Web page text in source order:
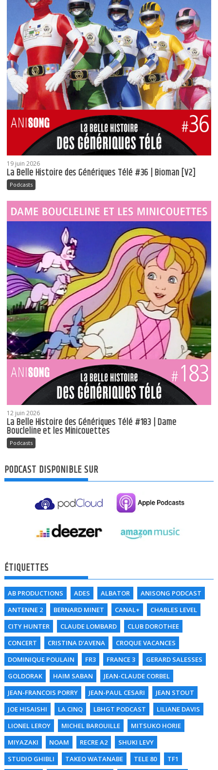
19 juin 2026
La Belle Histoire des Génériques Télé #36 | Bioman [V2]
Podcasts
12 juin 2026
La Belle Histoire des Génériques Télé #183 | Dame
Boucleline et les Minicouettes
Podcasts
PODCAST DISPONIBLE SUR
ÉTIQUETTES
AB PRODUCTIONS ADES ALBATOR
ANISONG PODCAST
ANTENNE 2
BERNARD MINET CANAL+
CHARLES LEVEL
CITY HUNTER
CLAUDE LOMBARD
CLUB DOROTHEE
CONCERT
CRISTINA D'AVENA
CROQUE VACANCES
DOMINIQUE POULAIN
FR3 FRANCE 3
GERARD SALESSES
GOLDORAK
HAIM SABAN
JEAN-CLAUDE CORBEL
JEAN-FRANCOIS PORRY
JEAN-PAUL CESARI
JEAN STOUT
JOE HISAISHI
LA CINQ LBHGT PODCAST
LILIANE DAVIS
LIONEL LEROY
MICHEL BAROUILLE
MITSUKO HORIE
MIYAZAKI
NOAM RECRE A2
SHUKI LEVY
STUDIO GHIBLI
TAKEO WATANABE TELE 80 TF1